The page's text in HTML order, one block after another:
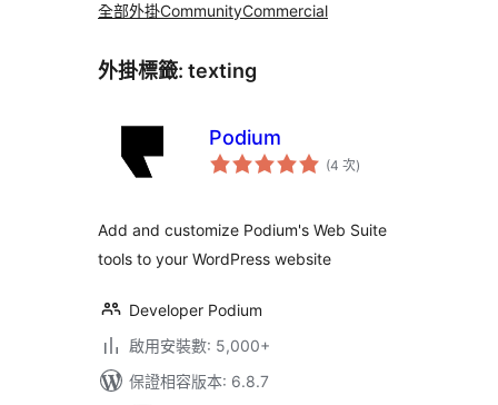
全部外掛CommunityCommercial
外掛標籤: texting
Podium
(4 次評
分)
Add and customize Podium's Web Suite
tools to your WordPress website
Developer Podium
啟用安裝數: 5,000+
保證相容版本: 6.8.7